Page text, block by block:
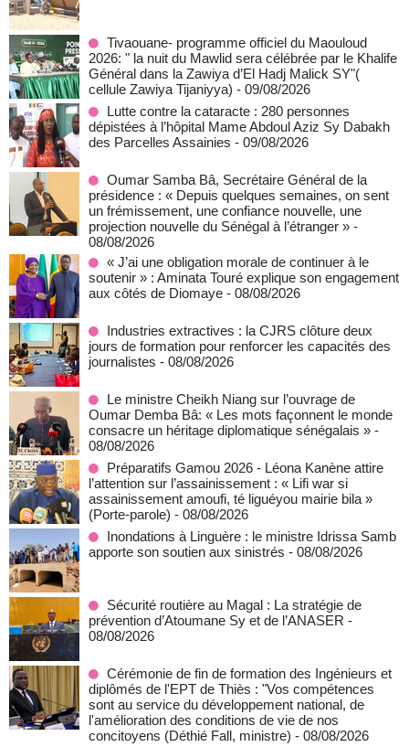
Tivaouane- programme officiel du Maouloud
2026: " la nuit du Mawlid sera célébrée par le Khalife
Général dans la Zawiya d’El Hadj Malick SY"(
cellule Zawiya Tijaniyya) - 09/08/2026
Lutte contre la cataracte : 280 personnes
dépistées à l’hôpital Mame Abdoul Aziz Sy Dabakh
des Parcelles Assainies - 09/08/2026
Oumar Samba Bâ, Secrétaire Général de la
présidence : « Depuis quelques semaines, on sent
un frémissement, une confiance nouvelle, une
projection nouvelle du Sénégal à l’étranger » -
08/08/2026
« J’ai une obligation morale de continuer à le
soutenir » : Aminata Touré explique son engagement
aux côtés de Diomaye - 08/08/2026
Industries extractives : la CJRS clôture deux
jours de formation pour renforcer les capacités des
journalistes - 08/08/2026
Le ministre Cheikh Niang sur l’ouvrage de
Oumar Demba Bâ: « Les mots façonnent le monde
consacre un héritage diplomatique sénégalais » -
08/08/2026
Préparatifs Gamou 2026 - Léona Kanène attire
l’attention sur l’assainissement : « Lifi war si
assainissement amoufi, té liguéyou mairie bila »
(Porte-parole) - 08/08/2026
Inondations à Linguère : le ministre Idrissa Samb
apporte son soutien aux sinistrés - 08/08/2026
Sécurité routière au Magal : La stratégie de
prévention d’Atoumane Sy et de l’ANASER -
08/08/2026
Cérémonie de fin de formation des Ingénieurs et
diplômés de l'EPT de Thiès : "Vos compétences
sont au service du développement national, de
l'amélioration des conditions de vie de nos
concitoyens (Déthié Fall, ministre) - 08/08/2026